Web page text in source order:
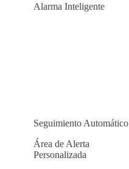
Alarma Inteligente
Seguimiento Automático
Área de Alerta
Personalizada